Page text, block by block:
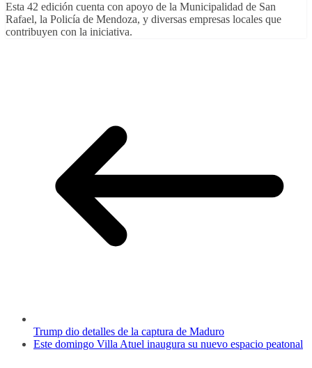
Esta 42 edición cuenta con apoyo de la Municipalidad de San
Rafael, la Policía de Mendoza, y diversas empresas locales que
contribuyen con la iniciativa.
Trump dio detalles de la captura de Maduro
Este domingo Villa Atuel inaugura su nuevo espacio peatonal